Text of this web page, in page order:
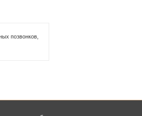
позвонков,